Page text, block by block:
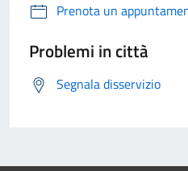
Prenota un
Problemi in città
Segnala disservizio